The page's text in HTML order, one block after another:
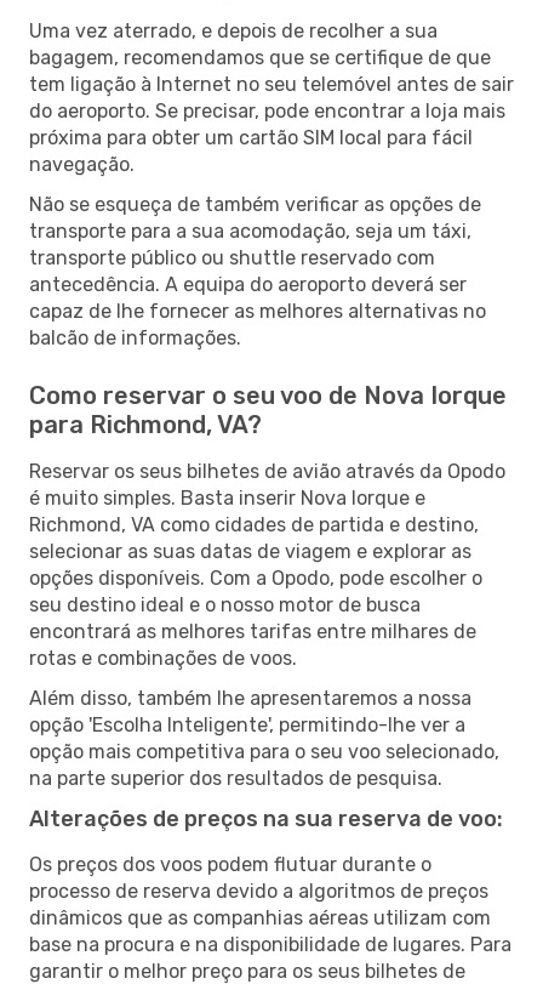
Uma vez aterrado, e depois de recolher a sua
bagagem, recomendamos que se certifique de que
tem ligação à Internet no seu telemóvel antes de sair
do aeroporto. Se precisar, pode encontrar a loja mais
próxima para obter um cartão SIM local para fácil
navegação.
Não se esqueça de também verificar as opções de
transporte para a sua acomodação, seja um táxi,
transporte público ou shuttle reservado com
antecedência. A equipa do aeroporto deverá ser
capaz de lhe fornecer as melhores alternativas no
balcão de informações.
Como reservar o seu voo de Nova Iorque
para Richmond, VA?
Reservar os seus bilhetes de avião através da Opodo
é muito simples. Basta inserir Nova Iorque e
Richmond, VA como cidades de partida e destino,
selecionar as suas datas de viagem e explorar as
opções disponíveis. Com a Opodo, pode escolher o
seu destino ideal e o nosso motor de busca
encontrará as melhores tarifas entre milhares de
rotas e combinações de voos.
Além disso, também lhe apresentaremos a nossa
opção 'Escolha Inteligente', permitindo-lhe ver a
opção mais competitiva para o seu voo selecionado,
na parte superior dos resultados de pesquisa.
Alterações de preços na sua reserva de voo:
Os preços dos voos podem flutuar durante o
processo de reserva devido a algoritmos de preços
dinâmicos que as companhias aéreas utilizam com
base na procura e na disponibilidade de lugares. Para
garantir o melhor preço para os seus bilhetes de